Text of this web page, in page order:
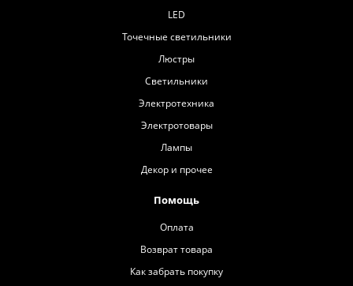
LED
Точечные светильники
Люстры
Светильники
Электротехника
Электротовары
Лампы
Декор и прочее
Помощь
Оплата
Возврат товара
Как забрать покупку